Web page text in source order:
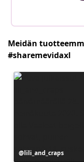
Meidän
#sharemevidaxl
Julkaissut
lili_and_craps